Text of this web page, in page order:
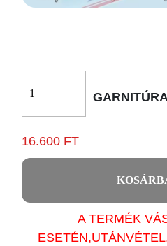
GARNITÚRA
16.600 FT
A TERMÉK